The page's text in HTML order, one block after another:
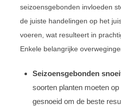
seizoensgebonden invloeden
de juiste handelingen op het
voeren, wat resulteert in
Enkele belangrijke
Seizoensgebonden
soorten planten moeten
gesnoeid om de beste